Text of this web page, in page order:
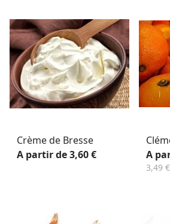
Crème de Bresse
A partir de 3,60 €
A
3,49